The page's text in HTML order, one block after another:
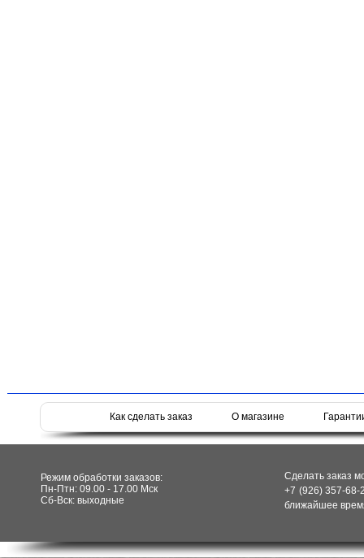
Как сделать заказ О магазине
Режим обработки заказов:
Пн-Птн: 09.00 - 17.00 Мск
Сб-Вск: выходные
Сделать заказ
+7 (926) 357-
ближайшее